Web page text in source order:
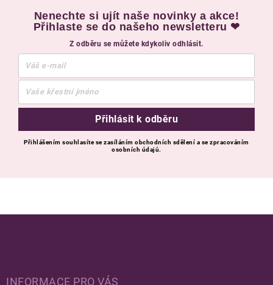
Nenechte si ujít naše novinky a akce!
Přihlaste se do našeho newsletteru ❤
Z odběru se můžete kdykoliv odhlásit.
Přihlásit k odběru
Přihlášením souhlasíte se zasíláním obchodních sdělení a se zpracováním
osobních údajů.
INFORMACE PRO VÁS